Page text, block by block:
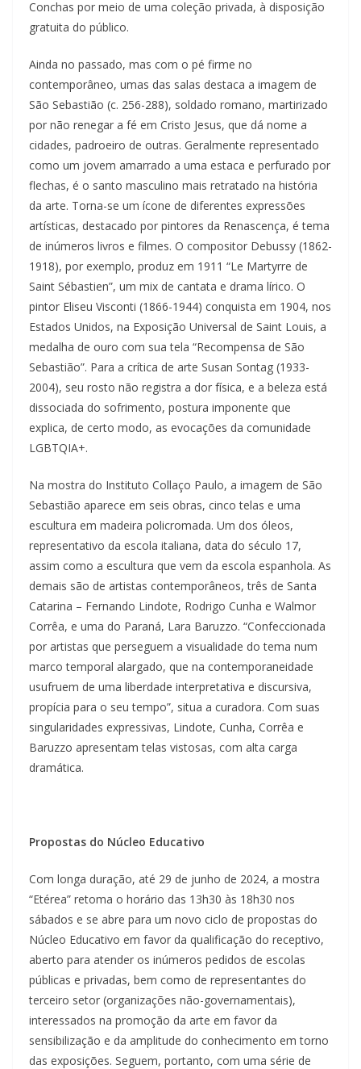
Conchas por meio de uma coleção privada, à disposição
gratuita do público.
Ainda no passado, mas com o pé firme no
contemporâneo, umas das salas destaca a imagem de
São Sebastião (c. 256-288), soldado romano, martirizado
por não renegar a fé em Cristo Jesus, que dá nome a
cidades, padroeiro de outras. Geralmente representado
como um jovem amarrado a uma estaca e perfurado por
flechas, é o santo masculino mais retratado na história
da arte. Torna-se um ícone de diferentes expressões
artísticas, destacado por pintores da Renascença, é tema
de inúmeros livros e filmes. O compositor Debussy (1862-
1918), por exemplo, produz em 1911 “Le Martyrre de
Saint Sébastien”, um mix de cantata e drama lírico. O
pintor Eliseu Visconti (1866-1944) conquista em 1904, nos
Estados Unidos, na Exposição Universal de Saint Louis, a
medalha de ouro com sua tela “Recompensa de São
Sebastião”. Para a crítica de arte Susan Sontag (1933-
2004), seu rosto não registra a dor física, e a beleza está
dissociada do sofrimento, postura imponente que
explica, de certo modo, as evocações da comunidade
LGBTQIA+.
Na mostra do Instituto Collaço Paulo, a imagem de São
Sebastião aparece em seis obras, cinco telas e uma
escultura em madeira policromada. Um dos óleos,
representativo da escola italiana, data do século 17,
assim como a escultura que vem da escola espanhola. As
demais são de artistas contemporâneos, três de Santa
Catarina – Fernando Lindote, Rodrigo Cunha e Walmor
Corrêa, e uma do Paraná, Lara Baruzzo. “Confeccionada
por artistas que perseguem a visualidade do tema num
marco temporal alargado, que na contemporaneidade
usufruem de uma liberdade interpretativa e discursiva,
propícia para o seu tempo”, situa a curadora. Com suas
singularidades expressivas, Lindote, Cunha, Corrêa e
Baruzzo apresentam telas vistosas, com alta carga
dramática.
Propostas do Núcleo Educativo
Com longa duração, até 29 de junho de 2024, a mostra
“Etérea” retoma o horário das 13h30 às 18h30 nos
sábados e se abre para um novo ciclo de propostas do
Núcleo Educativo em favor da qualificação do receptivo,
aberto para atender os inúmeros pedidos de escolas
públicas e privadas, bem como de representantes do
terceiro setor (organizações não-governamentais),
interessados na promoção da arte em favor da
sensibilização e da amplitude do conhecimento em torno
das exposições. Seguem, portanto, com uma série de